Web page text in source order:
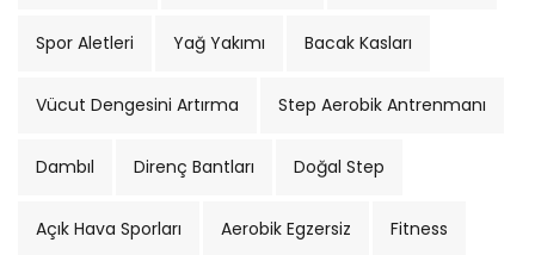
Spor Aletleri Yağ Yakımı Bacak Kasları
Vücut Dengesini Artırma Step Aerobik Antrenmanı
Dambıl Direnç Bantları Doğal Step
Açık Hava Sporları Aerobik Egzersiz Fitness